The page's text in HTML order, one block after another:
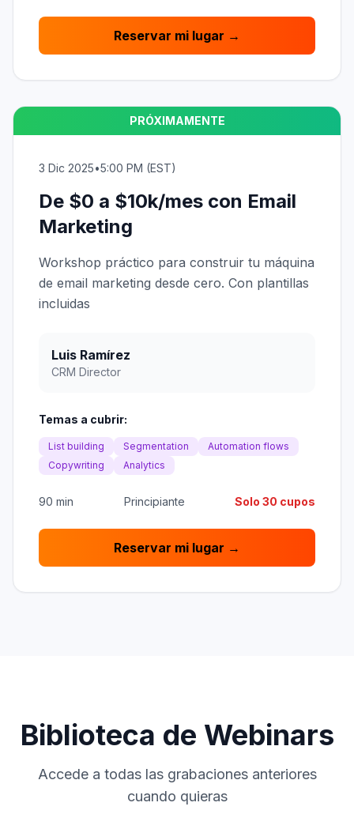
Reservar mi lugar →
PRÓXIMAMENTE
3 Dic 2025•5:00 PM (EST)
De $0 a $10k/mes con Email
Marketing
Workshop práctico para construir tu máquina
de email marketing desde cero. Con plantillas
incluidas
Luis Ramírez
CRM Director
Temas a cubrir:
List building Segmentation
Automation flows
Copywriting
Analytics
90 min Principiante Solo 30 cupos
Reservar mi lugar →
Biblioteca de Webinars
Accede a todas las grabaciones anteriores
cuando quieras